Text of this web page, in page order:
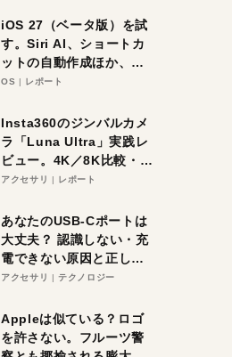
iOS 27（ベータ版）を試
す。Siri AI、ショートカ
ットの自動作成ほか、期
待大の便利機能5選。
る未来はすぐそこ！
OS レポート
Insta360のジンバルカメ
ラ「Luna Ultra」実践レ
ビュー。4K／8K比較・ズ
ーム・夜間撮影をチェッ
アクセサリ レポート
あなたのUSB-Cポートは
大丈夫？ 認識しない・充
電できない原因と正しい
対策
アクセサリ テクノロジー
Appleは似ている？ロゴ
を許さない。フルーツ警